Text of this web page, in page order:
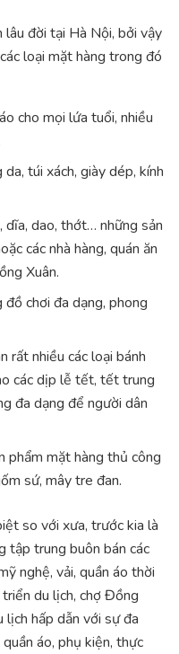
đời tại Hà Nội, bởi vậy
loại mặt hàng trong đó
cho mọi lứa tuổi, nhiều
túi xách, giày dép, kính
dĩa, dao, thớt… những sản
các nhà hàng, quán ăn
Xuân.
chơi đa dạng, phong
rất nhiều các loại bánh
các dịp lễ tết, tết trung
đa dạng để người dân
phẩm mặt hàng thủ công
sứ, mây tre đan.
so với xưa, trước kia là
tập trung buôn bán các
nghệ, vải, quần áo thời
du lịch, chợ Đồng
hấp dẫn với sự đa
áo, phụ kiện, thực